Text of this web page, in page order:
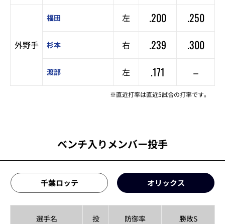
外野手
福田 左 .200 .250
杉本 右 .239 .300
渡部 左 .171 –
※直近打率は直近5試合の打率です。
ベンチ入りメンバー投手
千葉ロッテ オリックス
選手名 投 防御率 勝敗S